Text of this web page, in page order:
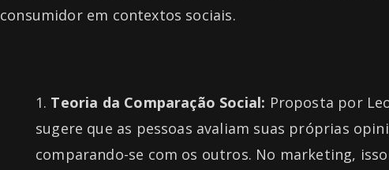
consumidor em contextos sociais.
Teoria da Comparação Social: Proposta por
sugere que as pessoas avaliam suas próprias
comparando-se com os outros. No marketing,